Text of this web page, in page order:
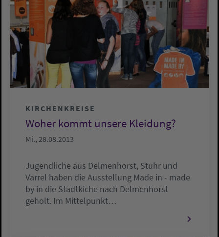
KIRCHENKREISE
Woher kommt unsere Kleidung?
Mi., 28.08.2013
Jugendliche aus Delmenhorst, Stuhr und
Varrel haben die Ausstellung Made in - made
by in die Stadtkiche nach Delmenhorst
geholt. Im Mittelpunkt…